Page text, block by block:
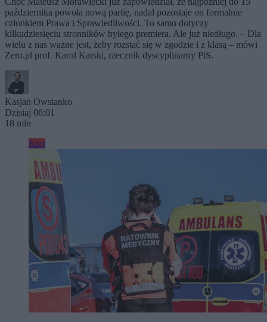
października powoła nową partię, nadal pozostaje on formalnie
członkiem Prawa i Sprawiedliwości. To samo dotyczy
kilkudziesięciu stronników byłego premiera. Ale już niedługo. – Dla
wielu z nas ważne jest, żeby rozstać się w zgodzie i z klasą – mówi
Zero.pl prof. Karol Karski, rzecznik dyscyplinarny PiS.
Kasjan Owsianko
Dzisiaj 06:01
18 min
Kraj